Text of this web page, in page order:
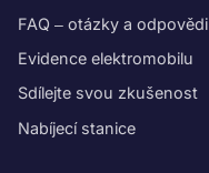
FAQ – otázky a odpovědi
Evidence elektromobilu
Sdílejte svou zkušenost
Nabíjecí stanice